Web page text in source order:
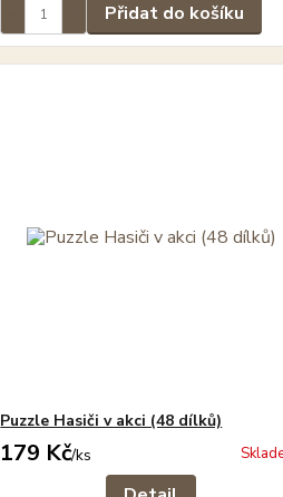
Přidat do košíku
Puzzle Hasiči v akci (48 dílků)
179 Kč/ks